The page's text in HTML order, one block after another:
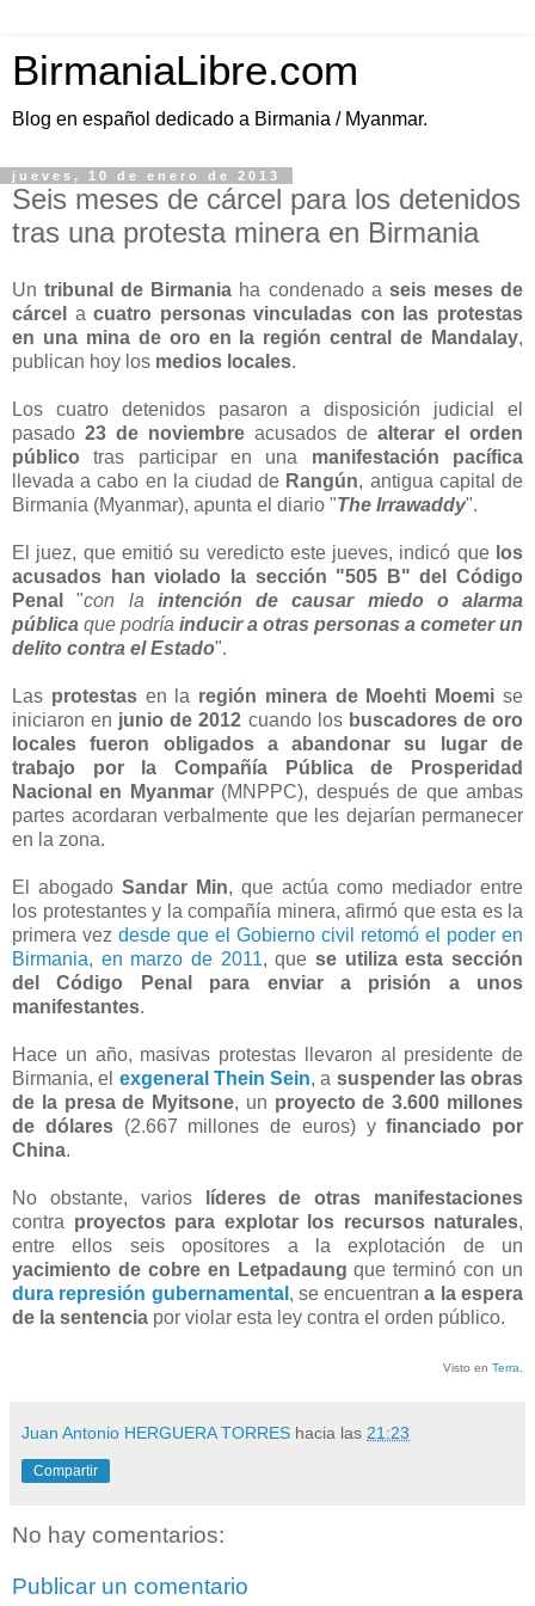
BirmaniaLibre.com
Blog en español dedicado a Birmania / Myanmar.
jueves, 10 de enero de 2013
Seis meses de cárcel para los detenidos
tras una protesta minera en Birmania
Untribunal de Birmania ha condenado a seis meses de
cárcel
acuatro personas vinculadas con las protestas
en una mina de oro en la región central de Mandalay,
publican hoy los medios locales.
Los cuatro detenidos pasaron a disposición judicial el
pasado 23 de noviembre acusados de alterar el orden
público tras participar en una manifestación pacífica
llevada a cabo en la ciudad de Rangún, antigua capital de
Birmania (Myanmar), apunta el diario "The Irrawaddy".
El juez, que emitió su veredicto este jueves, indicó que los
acusados han violado la sección "505 B" del Código
Penal
"con la intención de causar miedo o alarma
pública que podría inducir a otras personas a cometer un
delito contra el Estado".
Las protestasen la región minera de Moehti Moemi se
iniciaron en junio de 2012 cuando los buscadores de oro
locales fueron obligados a abandonar su lugar de
trabajo por la Compañía Pública de Prosperidad
Nacional en Myanmar(MNPPC), después de que ambas
partes acordaran verbalmente que les dejarían permanecer
en la zona.
El abogado Sandar Min, que actúa como mediador entre
los protestantes y la compañía minera, afirmó que esta es la
primera vez desde que el Gobierno civil retomó el poder en
Birmania, en marzo de 2011, quese utiliza esta sección
del Código Penal para enviar a prisión a unos
manifestantes.
Hace un año, masivas protestas llevaron al presidente de
Birmania, el exgeneral Thein Sein, a suspender las obras
de la presa de Myitsone, un proyecto de 3.600 millones
de dólares(2.667 millones de euros) yfinanciado por
China.
No obstante, varios
líderes de otras manifestaciones
contra proyectos para explotar los recursos naturales,
entre ellos seis opositores a la explotación de un
yacimiento de cobre en Letpadaung que terminó con un
dura represión gubernamental , se encuentrana la espera
de la sentencia por violar esta ley contra el orden público.
Visto en Terra
Juan Antonio HERGUERA TORRES hacia las 21:23
Compartir
No hay comentarios:
Publicar un comentario